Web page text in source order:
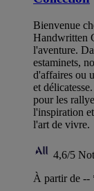
Bienvenue
Handwritten
l'aventure.
estaminets,
d'affaires ou
et
pour les
l'inspiration
l'art de vivre.
4,6/5
À partir de --